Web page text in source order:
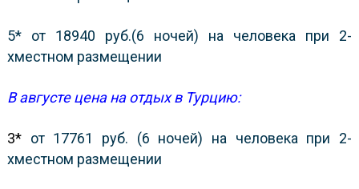
5* от 18940 руб.(6 ночей) на человека при 2-
хместном размещении
В августе цена на отдых в Турцию:
3*от 17761 руб. (6 ночей) на человека при 2-
хместном размещении